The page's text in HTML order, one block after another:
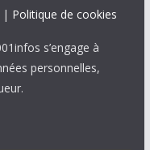
| Politique de cookies
s’engage à
personnelles,